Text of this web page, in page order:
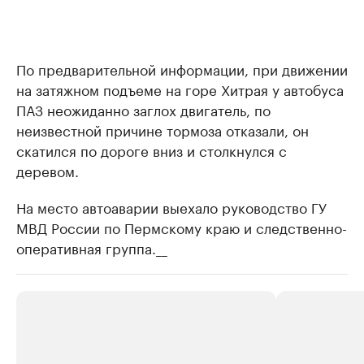
По предварительной информации, при движении
на затяжном подъеме на горе Хитрая у автобуса
ПАЗ неожиданно заглох двигатель, по
неизвестной причине тормоза отказали, он
скатился по дороге вниз и столкнулся с
деревом.
На место автоаварии выехало руководство ГУ
МВД России по Пермскому краю и следственно-
оперативная группа.​__